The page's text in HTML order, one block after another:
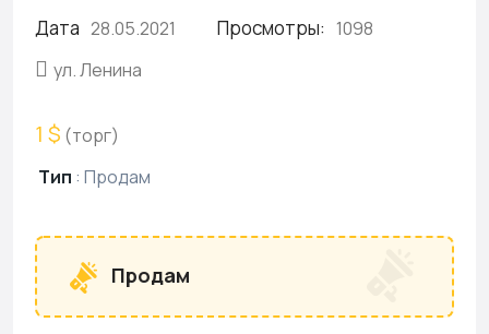
Дата 28.05.2021 Просмотры: 1098
ул. Ленина
1 $ (торг)
Тип : Продам
Продам